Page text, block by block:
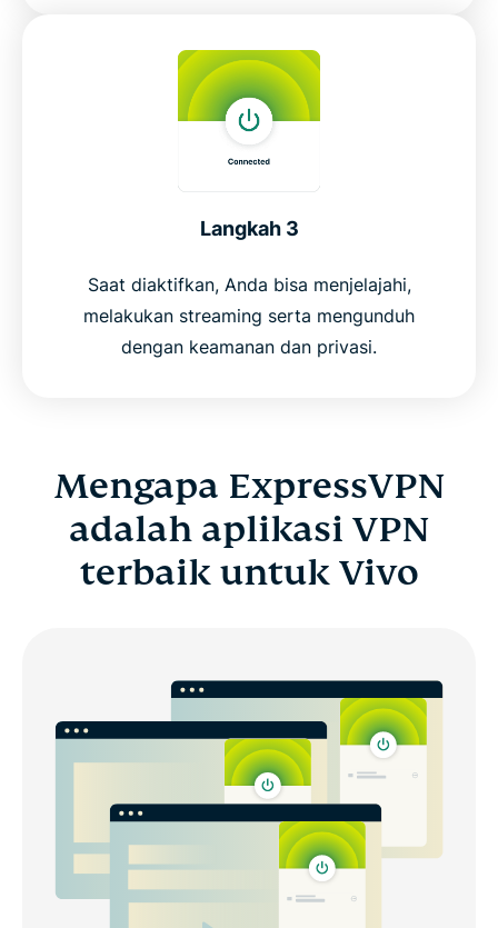
Langkah 3
Saat diaktifkan, Anda bisa menjelajahi,
melakukan streaming serta mengunduh
dengan keamanan dan privasi.
Mengapa ExpressVPN
adalah aplikasi VPN
terbaik untuk Vivo